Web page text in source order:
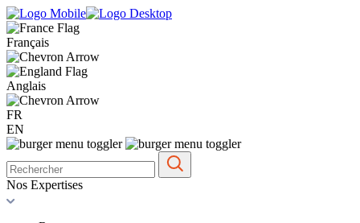
Français
Anglais
FR
EN
Nos Expertises